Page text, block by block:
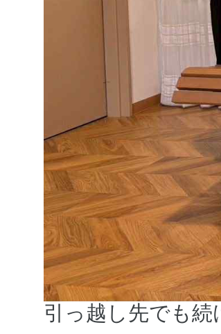
引っ越し先でも続